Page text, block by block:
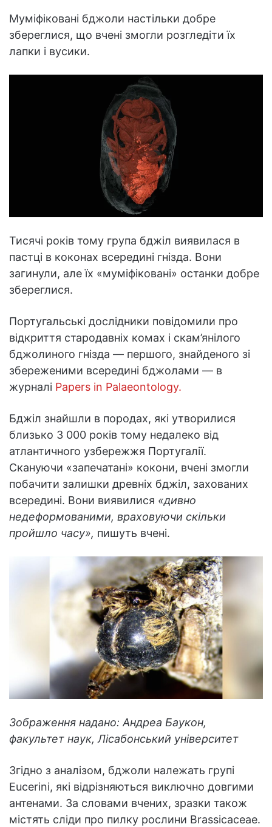
Муміфіковані бджоли настільки добре
збереглися, що вчені змогли розгледіти їх
лапки і вусики.
Тисячі років тому група бджіл виявилася в
пастці в коконах всередині гнізда. Вони
загинули, але їх «муміфіковані» останки добре
збереглися.
Португальські дослідники повідомили про
відкриття стародавніх комах і скам’янілого
бджолиного гнізда — першого, знайденого зі
збереженими всередині бджолами — в
журналі Papers in Palaeontology.
Бджіл знайшли в породах, які утворилися
близько 3 000 років тому недалеко від
атлантичного узбережжя Португалії.
Скануючи «запечатані» кокони, вчені змогли
побачити залишки древніх бджіл, захованих
всередині. Вони виявилися «дивно
недеформованими, враховуючи скільки
пройшло часу», пишуть вчені.
Зображення надано: Андреа Баукон,
факультет наук, Лісабонський університет
Згідно з аналізом, бджоли належать групі
Eucerini, які відрізняються виключно довгими
антенами. За словами вчених, зразки також
містять сліди про пилку рослини Brassicaceae.